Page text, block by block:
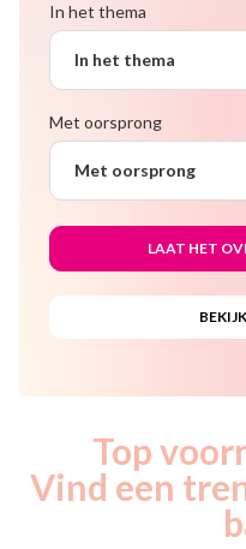
In het thema
In het thema
Met oorsprong
Met oorsprong
Top
Vind een